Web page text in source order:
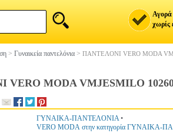
Αγορά
χωρίς
> Γυναικεία παντελόνια > ΠΑΝΤΕΛΟΝΙ VERO MODA
VERO MODA VMJESMILO
ΓΥΝΑΙΚΑ-ΠΑΝΤΕΛΟΝΙΑ•
VERO MODA στην κατηγορία ΓΥΝΑΙΚΑ-